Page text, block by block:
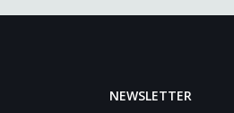
NEWSLETTER